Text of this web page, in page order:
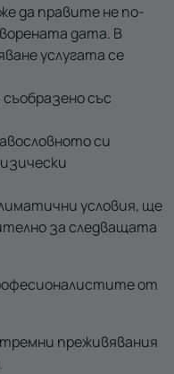
да правите не по-
дата. В
услугата се
със
си
условия, ще
за следващата
от
преживявания